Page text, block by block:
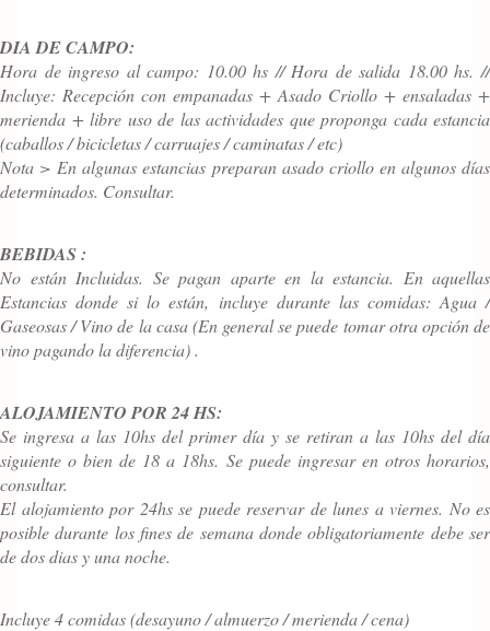
DIA DE CAMPO:
Hora de ingreso al campo: 10.00 hs // Hora de salida 18.00 hs. //
Incluye: Recepción con empanadas + Asado Criollo + ensaladas +
merienda + libre uso de las actividades que proponga cada estancia
(caballos / bicicletas / carruajes / caminatas / etc)
Nota > En algunas estancias preparan asado criollo en algunos días
determinados. Consultar.
BEBIDAS :
No están Incluidas. Se pagan aparte en la estancia. En aquellas
Estancias donde si lo están, incluye durante las comidas: Agua /
Gaseosas / Vino de la casa (En general se puede tomar otra opción de
vino pagando la diferencia) .
ALOJAMIENTO POR 24 HS:
Se ingresa a las 10hs del primer día y se retiran a las 10hs del día
siguiente o bien de 18 a 18hs. Se puede ingresar en otros horarios,
consultar.
El alojamiento por 24hs se puede reservar de lunes a viernes. No es
posible durante los fines de semana donde obligatoriamente debe ser
de dos dias y una noche.
Incluye 4 comidas (desayuno / almuerzo / merienda / cena)